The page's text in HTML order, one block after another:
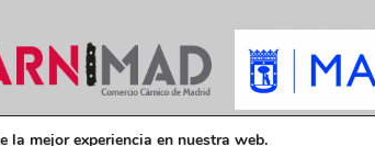
Política de privacidad Política de cookies
la mejor experiencia en nuestra web.